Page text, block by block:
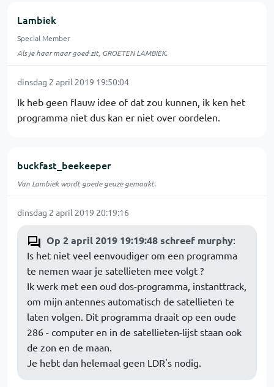
Lambiek
Special Member
Als je haar maar goed zit, GROETEN LAMBIEK.
dinsdag 2 april 2019 19:50:04
Ik heb geen flauw idee of dat zou kunnen, ik ken het
programma niet dus kan er niet over oordelen.
buckfast_beekeeper
Van Lambiek wordt goede geuze gemaakt.
dinsdag 2 april 2019 20:19:16
Op 2 april 2019 19:19:48 schreef murphy:
Is het niet veel eenvoudiger om een programma
te nemen waar je satellieten mee volgt ?
Ik werk met een oud dos-programma, instanttrack,
om mijn antennes automatisch de satellieten te
laten volgen. Dit programma draait op een oude
286 - computer en in de satellieten-lijst staan ook
de zon en de maan.
Je hebt dan helemaal geen LDR's nodig.